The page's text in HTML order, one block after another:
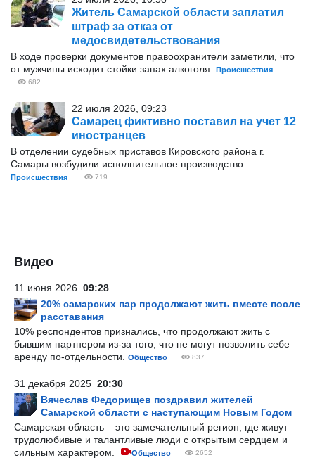
Житель Самарской области заплатил
штраф за отказ от
медосвидетельствования
В ходе проверки документов правоохранители заметили, что
от мужчины исходит стойки запах алкоголя.
Происшествия
682
22 июля 2026, 09:23
Самарец фиктивно поставил на учет 12
иностранцев
В отделении судебных приставов Кировского района г.
Самары возбудили исполнительное производство.
Происшествия 719
Видео
11 июня 2026 09:28
20% самарских пар продолжают жить вместе после
расставания
10% респондентов признались, что продолжают жить с
бывшим партнером из-за того, что не могут позволить себе
аренду по-отдельности.
Общество 837
31 декабря 2025 20:30
Вячеслав Федорищев поздравил жителей
Самарской области с наступающим Новым Годом
Самарская область – это замечательный регион, где живут
трудолюбивые и талантливые люди с открытым сердцем и
сильным характером.
Общество 2652